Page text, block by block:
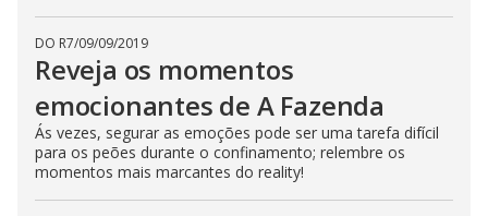
DO R7/09/09/2019
Reveja os momentos
emocionantes de A Fazenda
Ás vezes, segurar as emoções pode ser uma tarefa difícil
para os peões durante o confinamento; relembre os
momentos mais marcantes do reality!